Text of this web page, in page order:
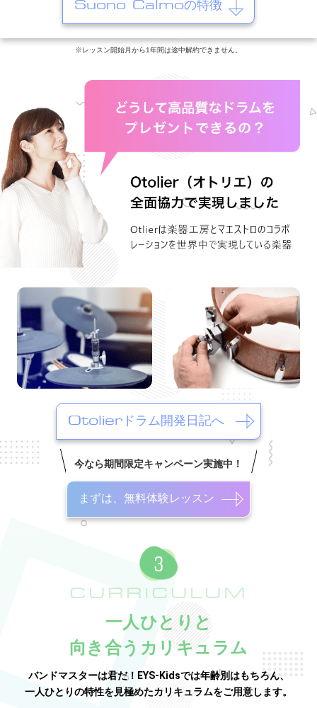
Suono Calmoの特徴
※レッスン開始月から1年間は途中解約できません。
Otolierドラム開発日記へ
今なら期間限定キャンペーン実施中！
まずは、無料体験レッスン
CURRICULUM
一人ひとりと
向き合うカリキュラム
バンドマスターは君だ！EYS-Kidsでは年齢別はもちろん、
一人ひとりの特性を見極めたカリキュラムをご用意します。